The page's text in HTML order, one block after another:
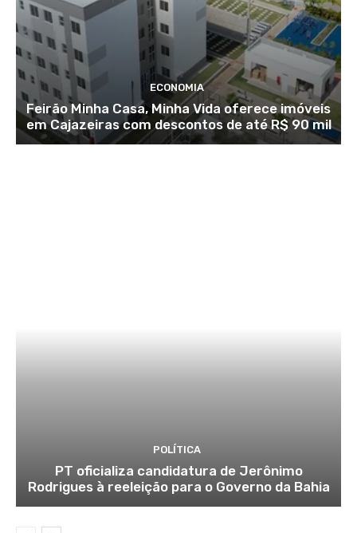
ECONOMIA
Feirão Minha Casa, Minha Vida oferece imóveis
em Cajazeiras com descontos de até R$ 90 mil
POLÍTICA
PT oficializa candidatura de Jerônimo
Rodrigues à reeleição para o Governo da Bahia